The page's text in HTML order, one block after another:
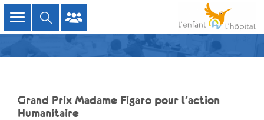
Grand Prix Madame Figaro pour l’action
Humanitaire